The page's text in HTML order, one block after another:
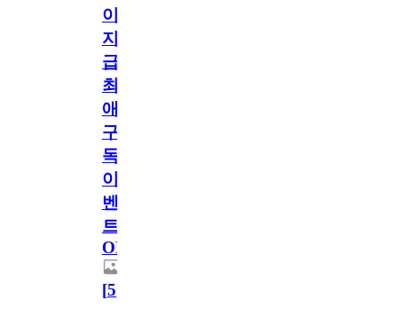
이
지
급!
최
애
구
독
이
벤
트
OPEN!
[5]